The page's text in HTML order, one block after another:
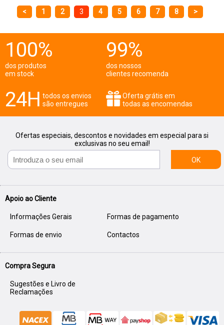
< 1 2 3 4 5 6 7 8 >
100%
dos produtos
em stock
99%
dos nossos
clientes recomenda
24H todos os envios
são entregues
Oferta grátis em
todas as encomendas
Ofertas especiais, descontos e novidades em especial para si
exclusivas no seu email!
OK
Apoio ao Cliente
Informações Gerais Formas de pagamento
Formas de envio Contactos
Compra Segura
Sugestões e Livro de
Reclamações